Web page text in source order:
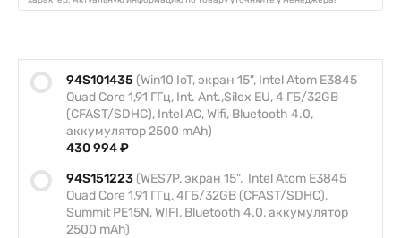
94S101435 (Win10 IoT, экран 15", Intel Atom E3845
Quad Core 1,91 ГГц, Int. Ant.,Silex EU, 4 ГБ/32GB
(CFAST/SDHC), Intel AC, Wifi, Bluetooth 4.0,
аккумулятор 2500 mAh)
430 994 ₽
94S151223 (WES7P, экран 15", Intel Atom E3845
Quad Core 1,91 ГГц, 4ГБ/32GB (CFAST/SDHC),
Summit PE15N, WIFI, Bluetooth 4.0, аккумулятор
2500 mAh)